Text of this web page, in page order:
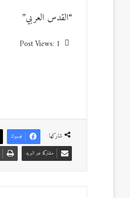
“القدس العربي”
Post Views: 1
شاركها فيسبوك
مشاركة عبر البريد